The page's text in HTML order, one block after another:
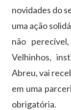
novidades do
uma ação
não
Velhinhos,
Abreu, vai
em uma
obrigatória.